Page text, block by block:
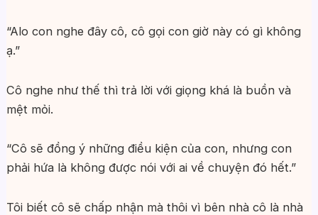
“Alo con nghe đây cô, cô gọi con giờ này có gì không
ạ.”
Cô nghe như thế thì trả lời với giọng khá là buồn và
mệt mỏi.
“Cô sẽ đồng ý những điều kiện của con, nhưng con
phải hứa là không được nói với ai về chuyện đó hết.”
Tôi biết cô sẽ chấp nhận mà thôi vì bên nhà cô là nhà